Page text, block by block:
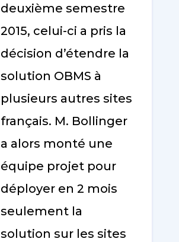
deuxième semestre
2015, celui-ci a pris la
décision d’étendre la
solution OBMS à
plusieurs autres sites
français. M. Bollinger
a alors monté une
équipe projet pour
déployer en 2 mois
seulement la
solution sur les sites